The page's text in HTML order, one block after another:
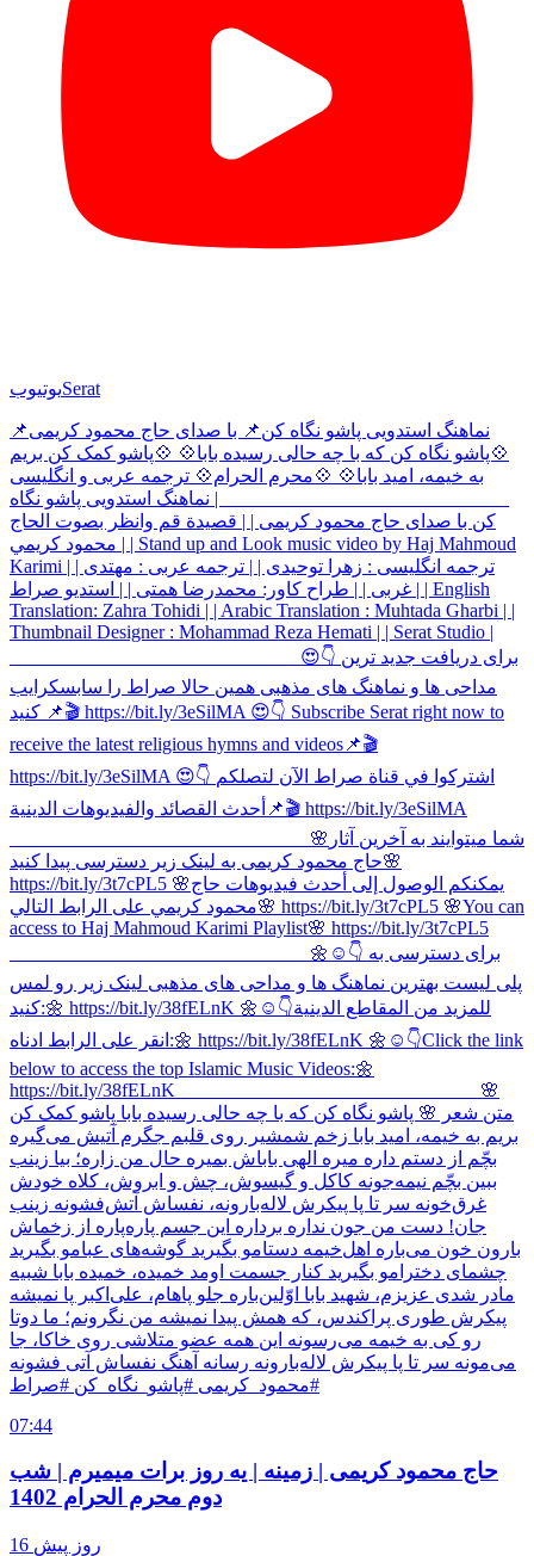
یوتیوبSerat
نماهنگ استدویی پاشو نگاه کن📌 با صدای حاج محمود کریمی📌
💠پاشو نگاه کن که با چه حالی رسیده بابا💠 💠پاشو کمک کن بریم
به خیمه، امید بابا💠 💠محرم الحرام💠 ترجمه عربی و انگلیسی
______________________________ | نماهنگ استدویی پاشو نگاه
کن با صدای حاج محمود کریمی | | قصيدة قم وانظر بصوت الحاج
محمود كريمي | | Stand up and Look music video by Haj Mahmoud
Karimi | | ترجمه انگلیسی : زهرا توحیدی | | ترجمه عربی : مهتدى
غربی | | طراح کاور: محمدرضا همتی | | استدیو صراط | | English
Translation: Zahra Tohidi | | Arabic Translation : Muhtada Gharbi | |
Thumbnail Designer : Mohammad Reza Hemati | | Serat Studio |
______________________________ 😍👇 برای دریافت جدید ترین
مداحی ها و نماهنگ های مذهبی همین حالا صراط را سابسکرایب
کنید 📌🎬 https://bit.ly/3eSilMA 😍👇 Subscribe Serat right now to
receive the latest religious hymns and videos📌🎬
https://bit.ly/3eSilMA 😍👇 اشتركوا في قناة صراط الآن لتصلكم
أحدث القصائد والفيديوهات الدينية📌🎬 https://bit.ly/3eSilMA
_______________________________ 🌸شما میتوایند به آخرین آثار
حاج محمود کریمی به لینک زیر دسترسی پیدا کنید🌸
https://bit.ly/3t7cPL5 🌸يمكنكم الوصول إلى أحدث فيديوهات حاج
محمود کریمي على الرابط التالي🌸 https://bit.ly/3t7cPL5 🌸You can
access to Haj Mahmoud Karimi Playlist🌸 https://bit.ly/3t7cPL5
_______________________________ 🌼☺👇 برای دسترسی به
پلی لیست بهترین نماهنگ ها و مداحی های مذهبی لینک زیر رو لمس
کنید:🌼 https://bit.ly/38fELnK 🌼☺👇للمزيد من المقاطع الدينية
انقر على الرابط ادناه:🌼 https://bit.ly/38fELnK 🌼☺👇Click the link
below to access the top Islamic Music Videos:🌼
https://bit.ly/38fELnK _______________________________ 🌸
متن شعر 🌸 پاشو نگاه کن که با چه حالی رسیده بابا پاشو کمک کن
بریم به خیمه، امید بابا زخم شمشیر روی قلبم جگرم آتیش می‌گیره
بچّم از دستم داره میره الهی باباش بمیره حال من زاره؛ بیا زینب
ببین بچّم نیمه‌جونه کاکل و گیسوش، چش و ابروش، کلاه خودش
غرق‌خونه سر تا پا پیکرش لاله‌بارونه، نفساش آتش‌فشونه زینب
جان! دست من جون نداره برداره این جسم پاره‌پاره از زخماش
بارون خون می‌باره اهل‌خیمه دستامو بگیرید گوشه‌های عبامو بگیرید
چشمای دخترامو بگیرید کنار جسمت اومد خمیده، خمیده بابا شبیه
مادر شدی عزیزم، شهید بابا اوّلین‌باره جلو پاهام، علی‌اکبر پا نمیشه
پیکرش طوری پراکندس، که همش پیدا نمیشه من نگرونم؛ ما دوتا
رو کی به خیمه می‌رسونه این همه عضو متلاشی روی خاکا، جا
می‌مونه سر تا پا پیکرش لاله‌بارونه رسانه آهنگ نفساش آتی‌ فشونه
#محمود_کریمی #پاشو_نگاه_کن #صراط
07:44
حاج محمود کریمی | زمینه | یه روز برات میمیرم | شب
دوم محرم الحرام 1402
16 روز پیش